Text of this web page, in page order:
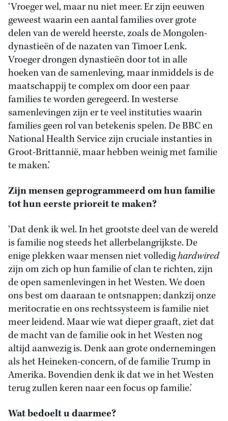
‘Vroeger wel, maar nu niet meer. Er zijn eeuwen
geweest waarin een aantal families over grote
delen van de wereld heerste, zoals de Mongolen-
dynastieën of de nazaten van Timoer Lenk.
Vroeger drongen dynastieën door tot in alle
hoeken van de samenleving, maar inmiddels is de
maatschappij te complex om door een paar
families te worden geregeerd. In westerse
samenlevingen zijn er te veel instituties waarin
families geen rol van betekenis spelen. De BBC en
National Health Service zijn cruciale instanties in
Groot-Brittannië, maar hebben weinig met familie
te maken.’
Zijn mensen geprogrammeerd om hun familie
tot hun eerste prioreit te maken?
‘Dat denk ik wel. In het grootste deel van de wereld
is familie nog steeds het allerbelangrijkste. De
enige plekken waar mensen niet volledighardwired
zijn om zich op hun familie of clan te richten, zijn
de open samenlevingen in het Westen. We doen
ons best om daaraan te ontsnappen; dankzij onze
meritocratie en ons rechtssysteem is familie niet
meer leidend. Maar wie wat dieper graaft, ziet dat
de macht van de familie ook in het Westen nog
altijd aanwezig is. Denk aan grote ondernemingen
als het Heineken-concern, of de familie Trump in
Amerika. Bovendien denk ik dat we in het Westen
terug zullen keren naar een focus op familie.’
Wat bedoelt u daarmee?